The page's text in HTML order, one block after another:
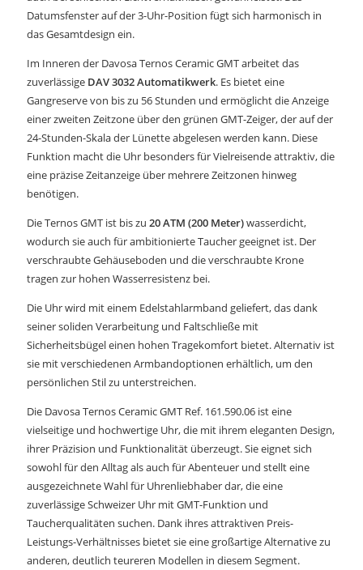
Datumsfenster auf der 3-Uhr-Position fügt sich harmonisch in
das Gesamtdesign ein.
Im Inneren der Davosa Ternos Ceramic GMT arbeitet das
zuverlässige DAV 3032 Automatikwerk. Es bietet eine
Gangreserve von bis zu 56 Stunden und ermöglicht die Anzeige
einer zweiten Zeitzone über den grünen GMT-Zeiger, der auf der
24-Stunden-Skala der Lünette abgelesen werden kann. Diese
Funktion macht die Uhr besonders für Vielreisende attraktiv, die
eine präzise Zeitanzeige über mehrere Zeitzonen hinweg
benötigen.
Die Ternos GMT ist bis zu20 ATM (200 Meter)wasserdicht,
wodurch sie auch für ambitionierte Taucher geeignet ist. Der
verschraubte Gehäuseboden und die verschraubte Krone
tragen zur hohen Wasserresistenz bei.
Die Uhr wird mit einem Edelstahlarmband geliefert, das dank
seiner soliden Verarbeitung und Faltschließe mit
Sicherheitsbügel einen hohen Tragekomfort bietet. Alternativ ist
sie mit verschiedenen Armbandoptionen erhältlich, um den
persönlichen Stil zu unterstreichen.
Die Davosa Ternos Ceramic GMT Ref. 161.590.06 ist eine
vielseitige und hochwertige Uhr, die mit ihrem eleganten Design,
ihrer Präzision und Funktionalität überzeugt. Sie eignet sich
sowohl für den Alltag als auch für Abenteuer und stellt eine
ausgezeichnete Wahl für Uhrenliebhaber dar, die eine
zuverlässige Schweizer Uhr mit GMT-Funktion und
Taucherqualitäten suchen. Dank ihres attraktiven Preis-
Leistungs-Verhältnisses bietet sie eine großartige Alternative zu
anderen, deutlich teureren Modellen in diesem Segment.